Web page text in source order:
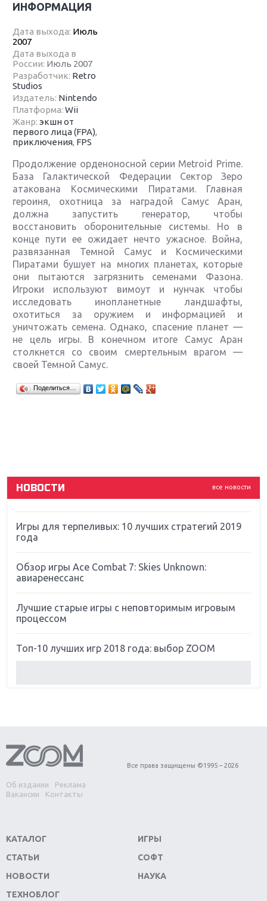
ИНФОРМАЦИЯ
Дата выхода: Июль
2007
Дата выхода в
России: Июль 2007
Разработчик: Retro
Studios
Издатель: Nintendo
Платформа:Wii
Жанр:экшн от
первого лица (FPA),
приключения, FPS
Продолжение орденоносной серии Metroid Prime.
База Галактической Федерации Сектор Зеро
атакована Космическими Пиратами. Главная
героиня, охотница за наградой Самус Аран,
должна запустить генератор, чтобы
восстановить оборонительные системы. Но в
конце пути ее ожидает нечто ужасное. Война,
развязанная Темной Самус и Космическими
Пиратами бушует на многих планетах, которые
они пытаются загрязнить семенами Фазона.
Игроки используют вимоут и нунчак чтобы
исследовать инопланетные ландшафты,
охотиться за оружием и информацией и
уничтожать семена. Однако, спасение планет —
не цель игры. В конечном итоге Самус Аран
столкнется со своим смертельным врагом —
своей Темной Самус.
Поделиться…
все новости
НОВОСТИ
Крупнейшие релизы мая: Nintendo, Microsoft и
Sony
Far Cry 5: хвалить нельзя ругать
Игры для терпеливых: 10 лучших стратегий 2019
года
Обзор игры Ace Combat 7: Skies Unknown:
авиаренессанс
Лучшие старые игры с неповторимым игровым
процессом
Топ-10 лучших игр 2018 года: выбор ZOOM
Обзор игры Forza Horizon 4: вершина эволюции
Две важных новинки для консолей: Spider-Man и
Divinity Original Sin 2
Switch
Обзор игры The Crew 2: покорение Америки
Об издании
Реклама
Вакансии
Контакты
Все права защищены ©1995 – 2026
КАТАЛОГ
СТАТЬИ
НОВОСТИ
ТЕХНОБЛОГ
ИГРЫ
СОФТ
НАУКА